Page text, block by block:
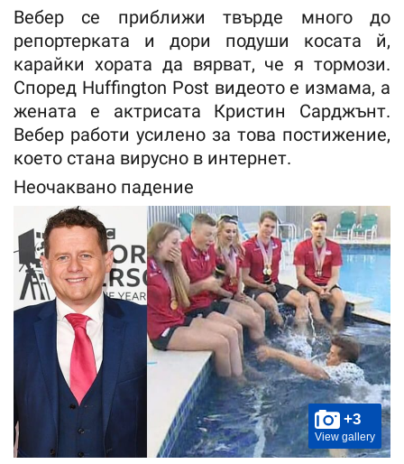
Вебер се приближи твърде много до
репортерката и дори подуши косата й,
карайки хората да вярват, че я тормози.
Според Huffington Post видеото е измама, а
жената е актрисата Кристин Сарджънт.
Вебер работи усилено за това постижение,
което стана вирусно в интернет.
Неочаквано падение
+3
View gallery